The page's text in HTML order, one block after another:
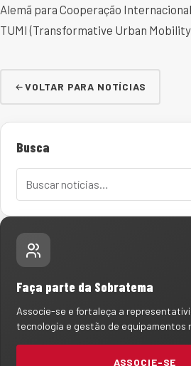
Alemã para Cooperação
TUMI (Transformative Urban
VOLTAR PARA NOTÍCIAS
Busca
Faça parte da Sobratema
Associe-se e fortaleça a
tecnologia e gestão de equipamentos
ASSOCIE-SE